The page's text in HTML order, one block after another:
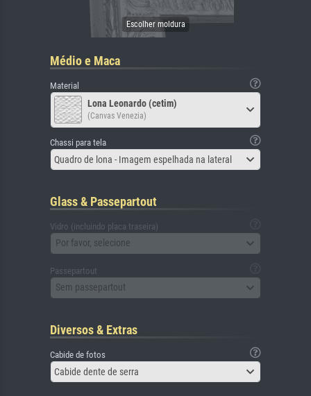
Médio e Maca
Material
Lona Leonardo (cetim)
(Canvas Venezia)
Chassi para tela
Quadro de lona - Imagem espelhada na lateral
Glass & Passepartout
Vidro (incluindo placa traseira)
Por favor, selecione
Passepartout
Sem passepartout
Diversos & Extras
Cabide de fotos
Cabide dente de serra